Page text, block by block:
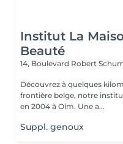
Institut La
Beauté
14, Boulevard Robert
Découvrez à quelques
frontière belge, notre
en 2004 à Olm. Une a...
Suppl. genoux